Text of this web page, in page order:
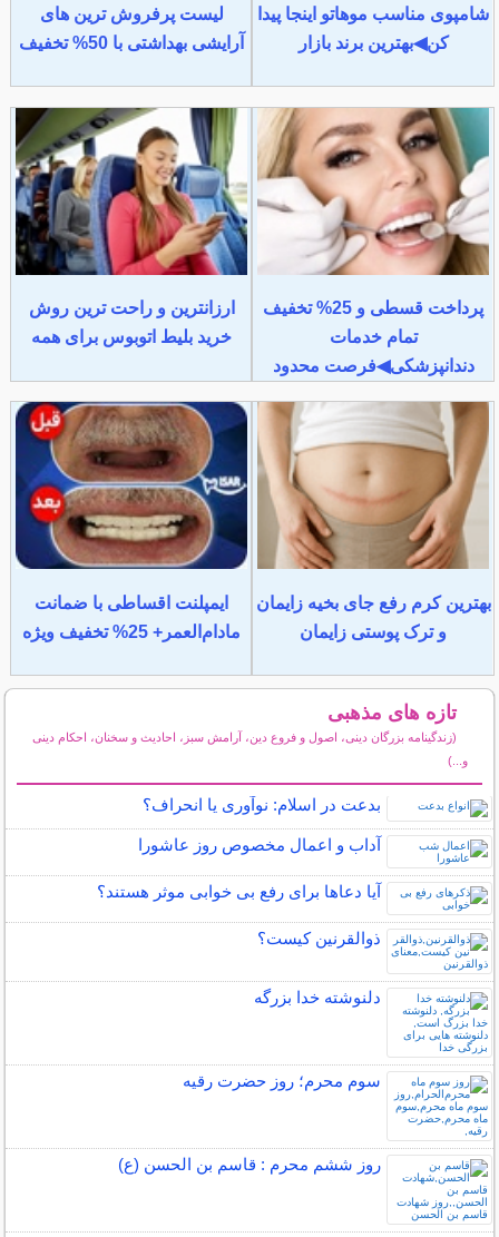
شامپوی مناسب موهاتو اینجا پیدا
کن◀بهترین برند بازار
لیست پرفروش ترین های
آرایشی بهداشتی با 50% تخفیف
پرداخت قسطی و 25% تخفیف
تمام خدمات
دندانپزشکی◀فرصت محدود
ارزانترین و راحت ترین روش
خرید بلیط اتوبوس برای همه
بهترین کرم رفع جای بخیه زایمان
و ترک پوستی زایمان
ایمپلنت اقساطی با ضمانت
مادام‌العمر+ 25% تخفیف ویژه
تازه های مذهبی
(زندگینامه بزرگان دینی، اصول و فروع دین، آرامش سبز، احادیث و سخنان، احکام دینی
و...)
بدعت در اسلام: نوآوری یا انحراف؟
آداب و اعمال مخصوص روز عاشورا
آیا دعاها برای رفع بی خوابی موثر هستند؟
ذوالقرنین کیست؟
دلنوشته خدا بزرگه
سوم محرم؛ روز حضرت رقیه
روز ششم محرم : قاسم بن الحسن (ع)